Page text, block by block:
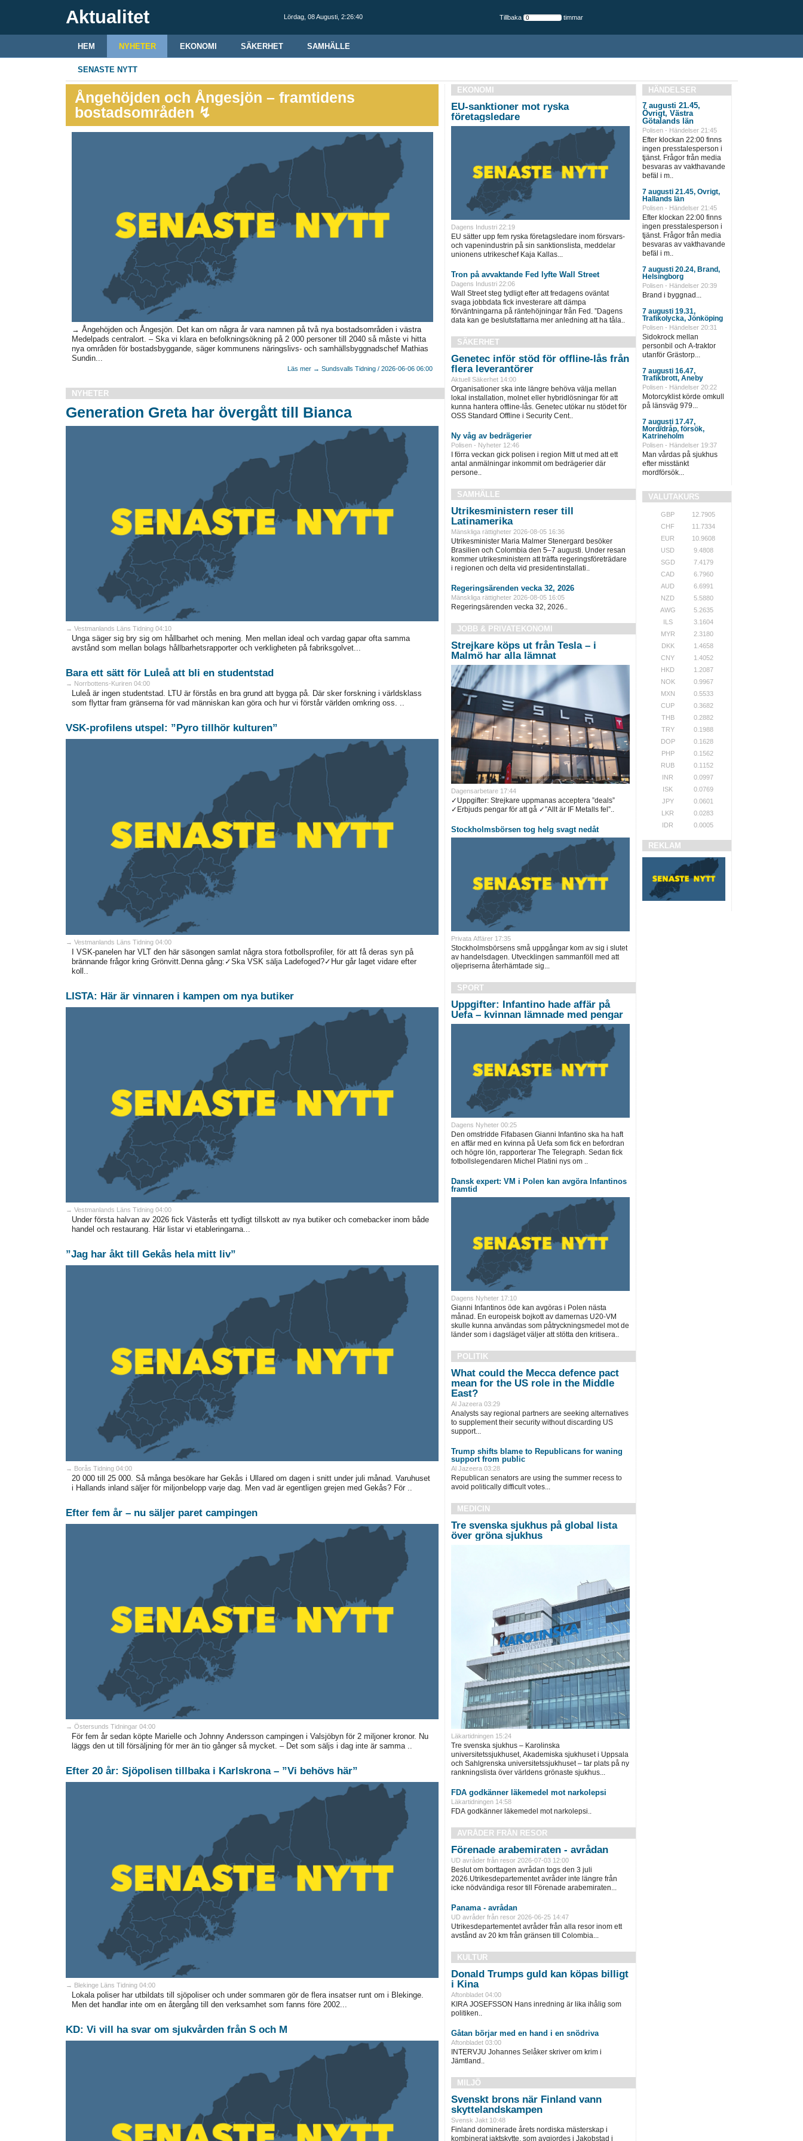
Aktualitet Lördag, 08 Augusti, 2:26:41 Tillbaka timmar
HEM NYHETER EKONOMI SÄKERHET SAMHÄLLE
SENASTE NYTT
Ångehöjden och Ångesjön – framtidens
bostadsområden ↯
→ Ångehöjden och Ångesjön. Det kan om några år vara namnen på två nya bostadsområden i västra
Medelpads centralort. – Ska vi klara en befolkningsökning på 2 000 personer till 2040 så måste vi hitta
nya områden för bostadsbyggande, säger kommunens näringslivs- och samhällsbyggnadschef Mathias
Sundin...
Läs mer → Sundsvalls Tidning / 2026-06-06 06:00
NYHETER
Generation Greta har övergått till Bianca
→ Vestmanlands Läns Tidning 04:10
Unga säger sig bry sig om hållbarhet och mening. Men mellan ideal och vardag gapar ofta samma
avstånd som mellan bolags hållbarhetsrapporter och verkligheten på fabriksgolvet...
Bara ett sätt för Luleå att bli en studentstad
→ Norrbottens-Kuriren 04:00
Luleå är ingen studentstad. LTU är förstås en bra grund att bygga på. Där sker forskning i världsklass
som flyttar fram gränserna för vad människan kan göra och hur vi förstår världen omkring oss. ..
VSK-profilens utspel: ”Pyro tillhör kulturen”
→ Vestmanlands Läns Tidning 04:00
I VSK-panelen har VLT den här säsongen samlat några stora fotbollsprofiler, för att få deras syn på
brännande frågor kring Grönvitt.Denna gång:✓Ska VSK sälja Ladefoged?✓Hur går laget vidare efter
koll..
LISTA: Här är vinnaren i kampen om nya butiker
→ Vestmanlands Läns Tidning 04:00
Under första halvan av 2026 fick Västerås ett tydligt tillskott av nya butiker och comebacker inom både
handel och restaurang. Här listar vi etableringarna...
”Jag har åkt till Gekås hela mitt liv”
→ Borås Tidning 04:00
20 000 till 25 000. Så många besökare har Gekås i Ullared om dagen i snitt under juli månad. Varuhuset
i Hallands inland säljer för miljonbelopp varje dag. Men vad är egentligen grejen med Gekås? För ..
Efter fem år – nu säljer paret campingen
→ Östersunds Tidningar 04:00
För fem år sedan köpte Marielle och Johnny Andersson campingen i Valsjöbyn för 2 miljoner kronor. Nu
läggs den ut till försäljning för mer än tio gånger så mycket. – Det som säljs i dag inte är samma ..
Efter 20 år: Sjöpolisen tillbaka i Karlskrona – ”Vi behövs här”
→ Blekinge Läns Tidning 04:00
Lokala poliser har utbildats till sjöpoliser och under sommaren gör de flera insatser runt om i Blekinge.
Men det handlar inte om en återgång till den verksamhet som fanns före 2002...
KD: Vi vill ha svar om sjukvården från S och M
EKONOMI
EU-sanktioner mot ryska
företagsledare
Dagens Industri 22:19
EU sätter upp fem ryska företagsledare inom försvars-
och vapenindustrin på sin sanktionslista, meddelar
unionens utrikeschef Kaja Kallas...
Tron på avvaktande Fed lyfte Wall Street
Dagens Industri 22:06
Wall Street steg tydligt efter att fredagens oväntat
svaga jobbdata fick investerare att dämpa
förväntningarna på räntehöjningar från Fed. ”Dagens
data kan ge beslutsfattarna mer anledning att ha tåla..
SÄKERHET
Genetec inför stöd för offline-lås från
flera leverantörer
Aktuell Säkerhet 14:00
Organisationer ska inte längre behöva välja mellan
lokal installation, molnet eller hybridlösningar för att
kunna hantera offline-lås. Genetec utökar nu stödet för
OSS Standard Offline i Security Cent..
Ny våg av bedrägerier
Polisen - Nyheter 12:46
I förra veckan gick polisen i region Mitt ut med att ett
antal anmälningar inkommit om bedrägerier där
persone..
SAMHÄLLE
Utrikesministern reser till
Latinamerika
Mänskliga rättigheter 2026-08-05 16:36
Utrikesminister Maria Malmer Stenergard besöker
Brasilien och Colombia den 5–7 augusti. Under resan
kommer utrikesministern att träffa regeringsföreträdare
i regionen och delta vid presidentinstallati..
Regeringsärenden vecka 32, 2026
Mänskliga rättigheter 2026-08-05 16:05
Regeringsärenden vecka 32, 2026..
JOBB & PRIVATEKONOMI
Strejkare köps ut från Tesla – i
Malmö har alla lämnat
Dagensarbetare 17:44
✓Uppgifter: Strejkare uppmanas acceptera ”deals”
✓Erbjuds pengar för att gå ✓”Allt är IF Metalls fel”..
Stockholmsbörsen tog helg svagt nedåt
Privata Affärer 17:35
Stockholmsbörsens små uppgångar kom av sig i slutet
av handelsdagen. Utvecklingen sammanföll med att
oljepriserna återhämtade sig...
SPORT
Uppgifter: Infantino hade affär på
Uefa – kvinnan lämnade med pengar
Dagens Nyheter 00:25
Den omstridde Fifabasen Gianni Infantino ska ha haft
en affär med en kvinna på Uefa som fick en befordran
och högre lön, rapporterar The Telegraph. Sedan fick
fotbollslegendaren Michel Platini nys om ..
Dansk expert: VM i Polen kan avgöra Infantinos
framtid
Dagens Nyheter 17:10
Gianni Infantinos öde kan avgöras i Polen nästa
månad. En europeisk bojkott av damernas U20-VM
skulle kunna användas som påtryckningsmedel mot de
länder som i dagsläget väljer att stötta den kritisera..
POLITIK
What could the Mecca defence pact
mean for the US role in the Middle
East?
Al Jazeera 03:29
Analysts say regional partners are seeking alternatives
to supplement their security without discarding US
support...
Trump shifts blame to Republicans for waning
support from public
Al Jazeera 03:28
Republican senators are using the summer recess to
avoid politically difficult votes...
MEDICIN
Tre svenska sjukhus på global lista
över gröna sjukhus
Läkartidningen 15:24
Tre svenska sjukhus – Karolinska
universitetssjukhuset, Akademiska sjukhuset i Uppsala
och Sahlgrenska universitetssjukhuset – tar plats på ny
rankningslista över världens grönaste sjukhus...
FDA godkänner läkemedel mot narkolepsi
Läkartidningen 14:58
FDA godkänner läkemedel mot narkolepsi..
AVRÅDER FRÅN RESOR
Förenade arabemiraten - avrådan
UD avråder från resor 2026-07-03 12:00
Beslut om borttagen avrådan togs den 3 juli
2026.Utrikesdepartementet avråder inte längre från
icke nödvändiga resor till Förenade arabemiraten...
Panama - avrådan
UD avråder från resor 2026-06-25 14:47
Utrikesdepartementet avråder från alla resor inom ett
avstånd av 20 km från gränsen till Colombia...
KULTUR
Donald Trumps guld kan köpas billigt
i Kina
Aftonbladet 04:00
KIRA JOSEFSSON Hans inredning är lika ihålig som
politiken..
Gåtan börjar med en hand i en snödriva
Aftonbladet 03:00
INTERVJU Johannes Selåker skriver om krim i
Jämtland..
MILJÖ
Svenskt brons när Finland vann
skyttelandskampen
Svensk Jakt 10:48
Finland dominerade årets nordiska mästerskap i
kombinerat jaktskytte, som avgjordes i Jakobstad i
HÄNDELSER
7 augusti 21.45,
Övrigt, Västra
Götalands län
Polisen - Händelser 21:45
Efter klockan 22:00 finns
ingen presstalesperson i
tjänst. Frågor från media
besvaras av vakthavande
befäl i m..
7 augusti 21.45, Övrigt,
Hallands län
Polisen - Händelser 21:45
Efter klockan 22:00 finns
ingen presstalesperson i
tjänst. Frågor från media
besvaras av vakthavande
befäl i m..
7 augusti 20.24, Brand,
Helsingborg
Polisen - Händelser 20:39
Brand i byggnad...
7 augusti 19.31,
Trafikolycka, Jönköping
Polisen - Händelser 20:31
Sidokrock mellan
personbil och A-traktor
utanför Grästorp...
7 augusti 16.47,
Trafikbrott, Aneby
Polisen - Händelser 20:22
Motorcyklist körde omkull
på länsväg 979...
7 augusti 17.47,
Mord/dråp, försök,
Katrineholm
Polisen - Händelser 19:37
Man vårdas på sjukhus
efter misstänkt
mordförsök...
VALUTAKURS
GBP
12.7905
CHF
11.7334
EUR
10.9608
USD
9.4808
SGD
7.4179
CAD
6.7960
AUD
6.6991
NZD
5.5880
AWG
5.2635
ILS
3.1604
MYR
2.3180
DKK
1.4658
CNY
1.4052
HKD
1.2087
NOK
0.9967
MXN
0.5533
CUP
0.3682
THB
0.2882
TRY
0.1988
DOP
0.1628
PHP
0.1562
RUB
0.1152
INR
0.0997
ISK
0.0769
JPY
0.0601
LKR
0.0283
IDR
0.0005
REKLAM